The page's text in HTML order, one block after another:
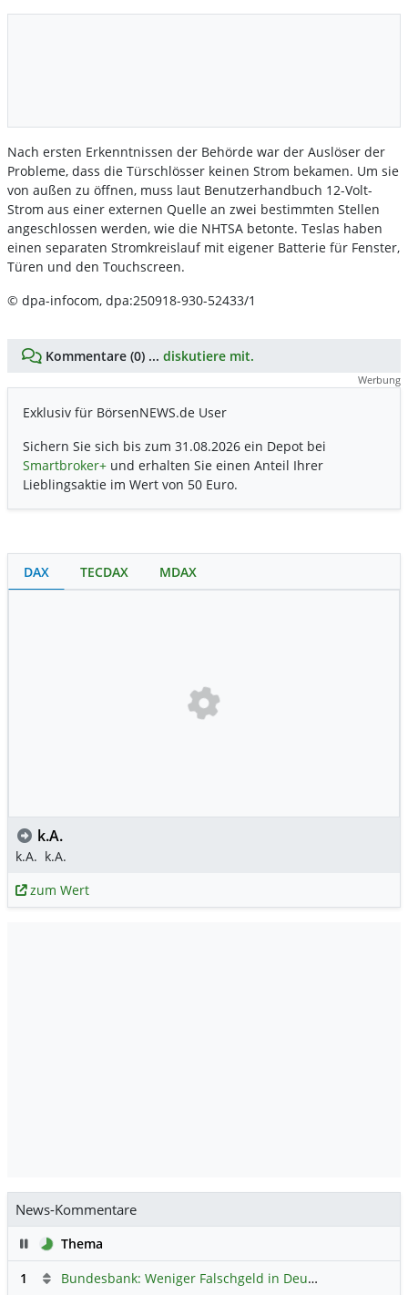
Nach ersten Erkenntnissen der Behörde war der Auslöser der
Probleme, dass die Türschlösser keinen Strom bekamen. Um sie
von außen zu öffnen, muss laut Benutzerhandbuch 12-Volt-
Strom aus einer externen Quelle an zwei bestimmten Stellen
angeschlossen werden, wie die NHTSA betonte. Teslas haben
einen separaten Stromkreislauf mit eigener Batterie für Fenster,
Türen und den Touchscreen.
© dpa-infocom, dpa:250918-930-52433/1
Kommentare (0) ... diskutiere mit.
Werbung
Exklusiv für BörsenNEWS.de User
Sichern Sie sich bis zum 31.08.2026 ein Depot bei
Smartbroker+ und erhalten Sie einen Anteil Ihrer
Lieblingsaktie im Wert von 50 Euro.
DAX TECDAX MDAX
k.A.
k.A. k.A.
zum Wert
News-Kommentare
PauseThema
1
Bundesbank: Weniger Falschgeld in Deutschland